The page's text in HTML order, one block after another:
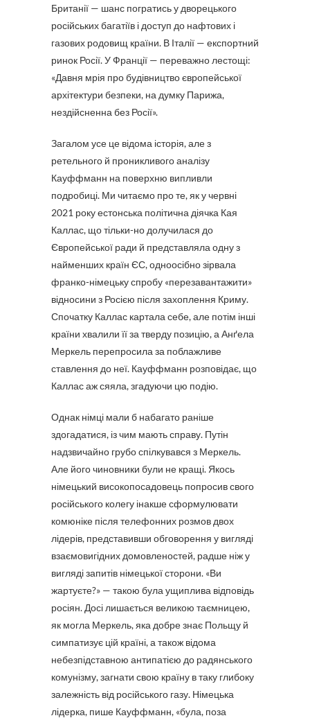
Британії — шанс погратись у дворецького
російських багатіїв і доступ до нафтових і
газових родовищ країни. В Італії — експортний
ринок Росії. У Франції — переважно лестощі:
«Давня мрія про будівництво європейської
архітектури безпеки, на думку Парижа,
нездійсненна без Росії».
Загалом усе це відома історія, але з
ретельного й проникливого аналізу
Кауффманн на поверхню випливли
подробиці. Ми читаємо про те, як у червні
2021 року естонська політична діячка Кая
Каллас, що тільки-но долучилася до
Європейської ради й представляла одну з
найменших країн ЄС, одноосібно зірвала
франко-німецьку спробу «перезавантажити»
відносини з Росією після захоплення Криму.
Спочатку Каллас картала себе, але потім інші
країни хвалили її за тверду позицію, а Анґела
Меркель перепросила за поблажливе
ставлення до неї. Кауффманн розповідає, що
Каллас аж сяяла, згадуючи цю подію.
Однак німці мали б набагато раніше
здогадатися, із чим мають справу. Путін
надзвичайно грубо спілкувався з Меркель.
Але його чиновники були не кращі. Якось
німецький високопосадовець попросив свого
російського колегу інакше сформулювати
комюніке після телефонних розмов двох
лідерів, представивши обговорення у вигляді
взаємовигідних домовленостей, радше ніж у
вигляді запитів німецької сторони. «Ви
жартуєте?» — такою була ущиплива відповідь
росіян. Досі лишається великою таємницею,
як могла Меркель, яка добре знає Польщу й
симпатизує цій країні, а також відома
небезпідставною антипатією до радянського
комунізму, загнати свою країну в таку глибоку
залежність від російського газу. Німецька
лідерка, пише Кауффманн, «була, поза